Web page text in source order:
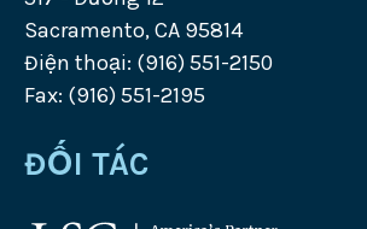
Sacramento, CA 95814
Điện thoại: (916) 551-2150
Fax: (916) 551-2195
ĐỐI TÁC